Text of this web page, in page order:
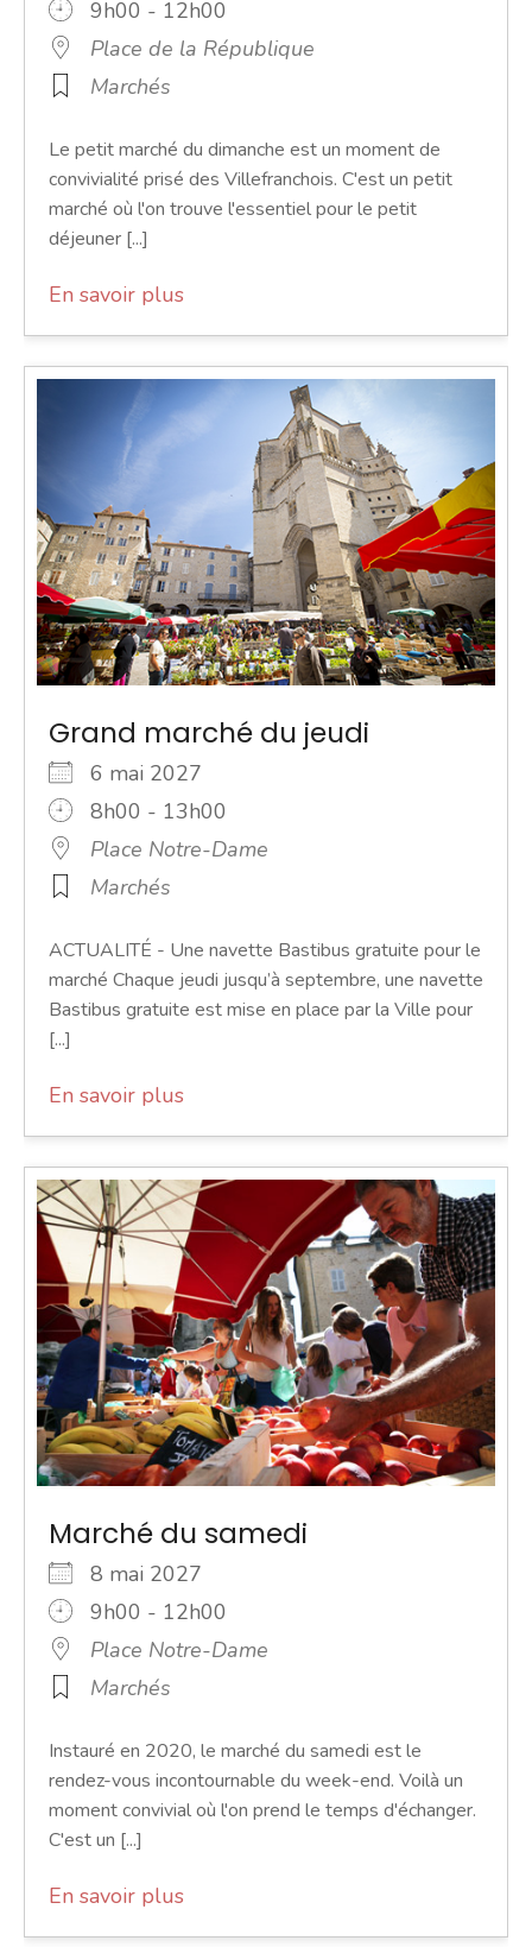
9h00 - 12h00
Place de la République
Marchés
Le petit marché du dimanche est un moment de
convivialité prisé des Villefranchois. C'est un petit
marché où l'on trouve l'essentiel pour le petit
déjeuner [...]
En savoir plus
Grand marché du jeudi
6 mai 2027
8h00 - 13h00
Place Notre-Dame
Marchés
ACTUALITÉ - Une navette Bastibus gratuite pour le
marché Chaque jeudi jusqu’à septembre, une navette
Bastibus gratuite est mise en place par la Ville pour
[...]
En savoir plus
Marché du samedi
8 mai 2027
9h00 - 12h00
Place Notre-Dame
Marchés
Instauré en 2020, le marché du samedi est le
rendez-vous incontournable du week-end. Voilà un
moment convivial où l'on prend le temps d'échanger.
C'est un [...]
En savoir plus